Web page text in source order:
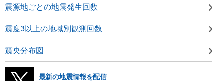
震源地ごとの地震発生回数
震度3以上の地域別観測回数
震央分布図
最新の地震情報を配信